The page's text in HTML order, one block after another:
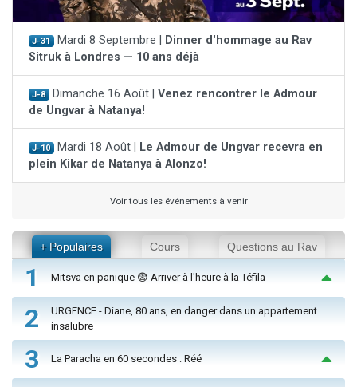
J-31 Mardi 8 Septembre |
Dinner d'hommage au Rav
Sitruk à Londres — 10 ans déjà
J-8 Dimanche 16 Août | Venez rencontrer le Admour
de Ungvar à Natanya!
J-10 Mardi 18 Août |
Le Admour de Ungvar recevra en
plein Kikar de Natanya à Alonzo!
Voir tous les événements à venir
+ Populaires Cours Questions au Rav
1 Mitsva en panique 😨 Arriver à l'heure à la Téfila
2
URGENCE - Diane, 80 ans, en danger dans un appartement
insalubre
3 La Paracha en 60 secondes : Réé